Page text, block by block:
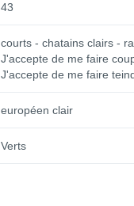
43
courts - chatains clairs -
J'accepte de me faire
J'accepte de me faire
européen clair
Verts